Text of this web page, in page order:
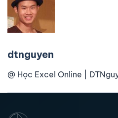
dtnguyen
@ Học Excel Online |